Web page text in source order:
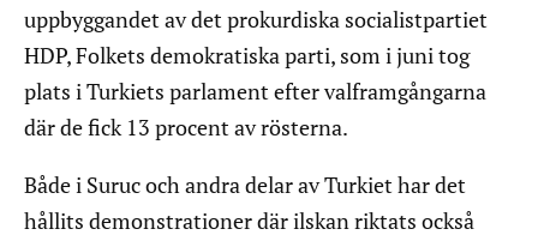
uppbyggandet av det prokurdiska socialistpartiet
HDP, Folkets demokratiska parti, som i juni tog
plats i Turkiets parlament efter valframgångarna
där de fick 13 procent av rösterna.
Både i Suruc och andra delar av Turkiet har det
hållits demonstrationer där ilskan riktats också